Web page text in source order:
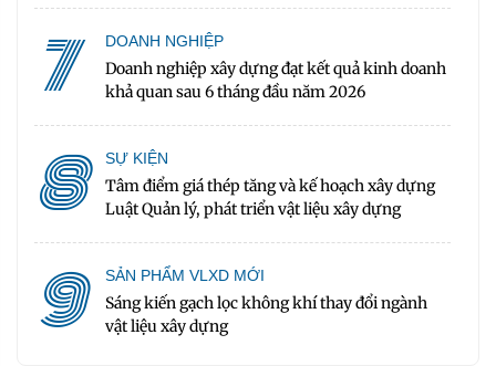
7 DOANH NGHIỆP
Doanh nghiệp xây dựng đạt kết quả kinh doanh
khả quan sau 6 tháng đầu năm 2026
8 SỰ KIỆN
Tâm điểm giá thép tăng và kế hoạch xây dựng
Luật Quản lý, phát triển vật liệu xây dựng
9 SẢN PHẨM VLXD MỚI
Sáng kiến gạch lọc không khí thay đổi ngành
vật liệu xây dựng